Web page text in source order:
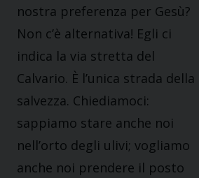
nostra preferenza per Gesù?
Non c’è alternativa! Egli ci
indica la via stretta del
Calvario. È l’unica strada della
salvezza. Chiediamoci:
sappiamo stare anche noi
nell’orto degli ulivi; vogliamo
anche noi prendere il posto